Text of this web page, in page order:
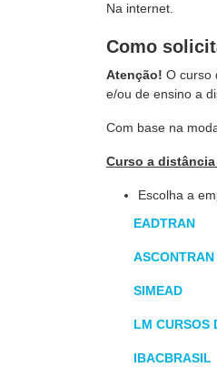
Na internet.
Como
Atenção! O curso
e/ou de ensino a
Com base na
Curso a distância
Escolha a
EADTRAN
ASCONTRAN
SIMEAD
LM CURSOS
IBACBRASIL